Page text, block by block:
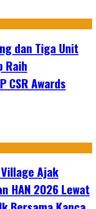
dan Tiga Unit
Raih
CSR Awards
Village Ajak
HAN 2026 Lewat